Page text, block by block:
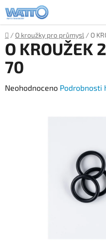
na
obsah
Domů
/ O kroužky pro průmysl / O
O KROUŽEK
70
Průměrné
Neohodnoceno Podrobnosti